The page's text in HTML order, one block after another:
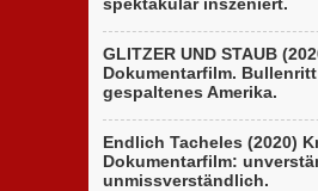
GLITZER UND STAUB
Dokumentarfilm.
gespaltenes Amerika.
Endlich Tacheles (2020)
Dokumentarfilm:
unmissverständlich.